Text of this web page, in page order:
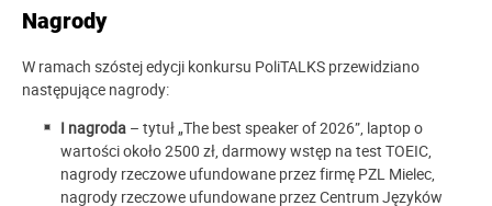
Nagrody
W ramach szóstej edycji konkursu PoliTALKS przewidziano
następujące nagrody:
I nagroda – tytuł „The best speaker of 2026”, laptop o
wartości około 2500 zł, darmowy wstęp na test TOEIC,
nagrody rzeczowe ufundowane przez firmę PZL Mielec,
nagrody rzeczowe ufundowane przez Centrum Języków